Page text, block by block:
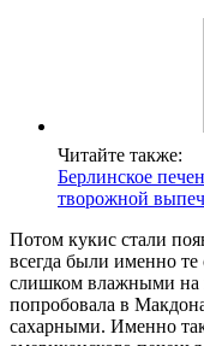
Читайте также:
Берлинское
творожной
Потом кукис стали
всегда были именно
слишком влажными на
попробовала в
сахарными. Именно